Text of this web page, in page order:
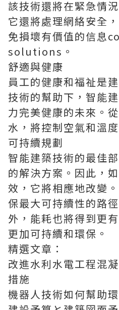
該技術還將在緊急情
它還將處理網絡安全
免損壞有價值的信息
solutions 。
舒適與健康
員工的健康和福祉是
技術的幫助下，智能
力完美健康的未來。
水，將控制空氣和溫度
可持續規劃
智能建築技術的最佳
的解決方案。因此，
效，它將相應地改變
保最大可持續性的路
外，能耗也將得到更
更加可持續和環保。
精選文章：
改進水利水電工程混
措施
機器人技術如何幫助